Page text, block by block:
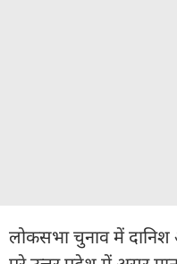
लोकसभा चुनाव में